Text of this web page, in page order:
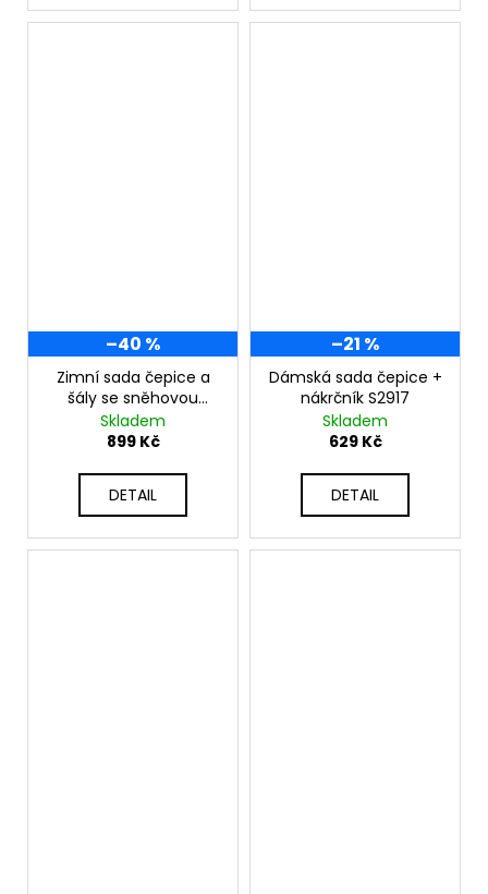
–40 %
Zimní sada čepice a
šály se sněhovou
vločkou S2809
Skladem
899 Kč
DETAIL
–21 %
Dámská sada čepice +
nákrčník S2917
Skladem
629 Kč
DETAIL